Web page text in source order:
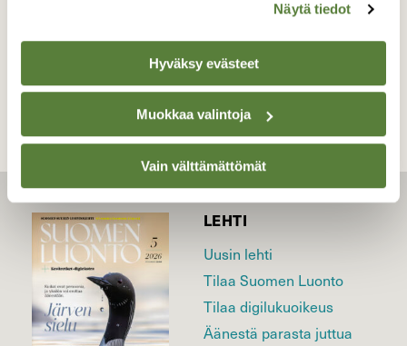
Näytä tiedot
Hyväksy evästeet
Muokkaa valintoja
Vain välttämättömät
LEHTI
Uusin lehti
Tilaa Suomen Luonto
Tilaa digilukuoikeus
Äänestä parasta juttua